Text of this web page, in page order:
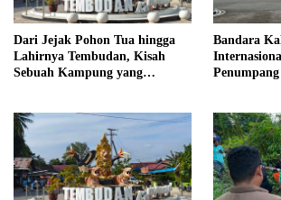
Dari Jejak Pohon Tua hingga
Lahirnya Tembudan, Kisah
Sebuah Kampung yang
Bandara